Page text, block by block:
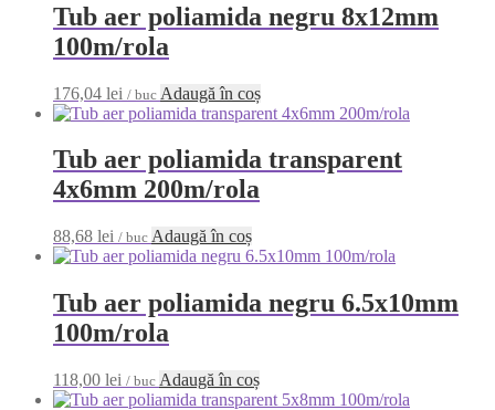
Tub aer poliamida negru 8x12mm
100m/rola
176,04 lei / buc Adaugă în coș
Tub aer poliamida transparent
4x6mm 200m/rola
88,68 lei / buc Adaugă în coș
Tub aer poliamida negru 6.5x10mm
100m/rola
118,00 lei / buc Adaugă în coș